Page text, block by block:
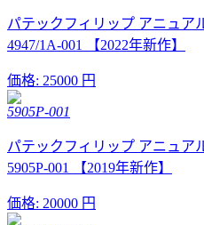
パテックフィリップ アニュア
4947/1A-001 【2022年新作】
価格: 25000 円
5905P-001
パテックフィリップ アニュア
5905P-001 【2019年新作】
価格: 20000 円